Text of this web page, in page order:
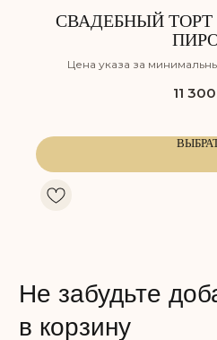
СВАДЕБНЫЙ
Цена указа за
11 300
Воздушный ванильный бисквит,
пропитанный сахарным сиропом,
с прослойкой нежного крема
из сливочного сыра и клубники,
Углеводы: 30
Сладость: